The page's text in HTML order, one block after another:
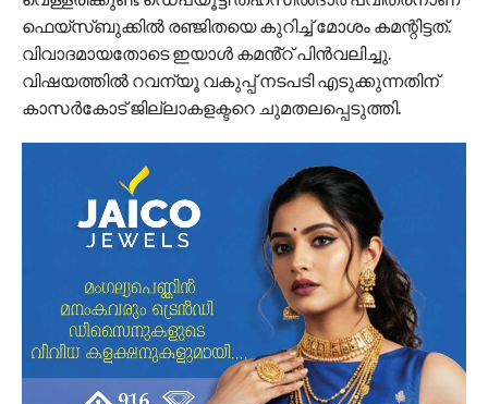
ഫെയ്സ്ബുക്കില്‍ രഞ്ജിതയെ കുറിച്ച് മോശം കമന്റിട്ടത്.
വിവാദമായതോടെ ഇയാൾ കമൻ്റ് പിൻവലിച്ചു.
വിഷയത്തിൽ റവന്യൂ വകുപ്പ് നടപടി എടുക്കുന്നതിന്
കാസർകോട് ജില്ലാകളക്ടറെ ചുമതലപ്പെടുത്തി.